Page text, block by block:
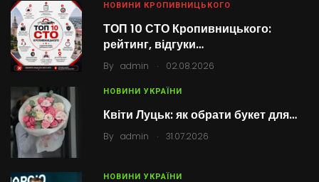
НОВИНИ КРОПИВНИЦЬКОГО
ТОП 10 СТО Кропивницького:
рейтинг, відгуки…
By admin . 02.08.2026
НОВИНИ УКРАЇНИ
Квіти Луцьк: як обрати букет для…
By admin . 31.07.2026
НОВИНИ УКРАЇНИ